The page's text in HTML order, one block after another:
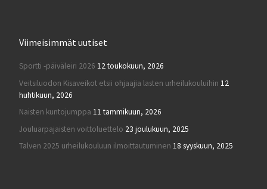
Viimeisimmät uutiset
Sportti -päiväleiri 2026 12 toukokuun, 2026
Veitsiluodon Kisaveikot etsii ohjaajia lasten urheilukouluihin 12
huhtikuun, 2026
Naisten kuntojumppa 11 tammikuun, 2026
Jouluarpajaisten voittoluettelo 23 joulukuun, 2025
Talven 2025 urheilukouluun ilmoittautuminen 18 syyskuun, 2025